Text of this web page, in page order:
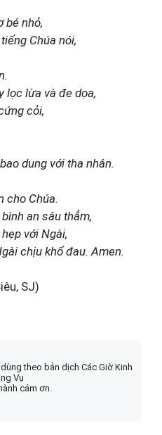
bé nhỏ,
Chúa nói,
lọc lừa và đe dọa,
cỏi,
dung với tha nhân.
cho Chúa.
an sâu thẳm,
với Ngài,
chịu khổ đau. Amen.
SJ)
theo bản dịch Các Giờ Kinh
Vụ
cám ơn.